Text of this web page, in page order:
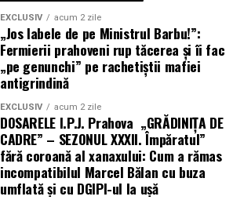
EXCLUSIV acum 2 zile
„Jos labele de pe Ministrul Barbu!”:
Fermierii prahoveni rup tăcerea și îi fac
„pe genunchi” pe rachetiștii mafiei
antigrindină
EXCLUSIV acum 2 zile
DOSARELE I.P.J. Prahova „GRĂDINIȚA DE
CADRE” – SEZONUL XXXII. Împăratul”
fără coroană al xanaxului: Cum a rămas
incompatibilul Marcel Bălan cu buza
umflată și cu DGIPI-ul la ușă